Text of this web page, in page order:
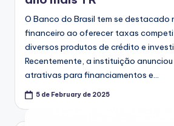
O Banco do Brasil tem se destacado
financeiro ao oferecer taxas
diversos produtos de crédito e
Recentemente, a instituição
atrativas para financiamentos e…
5 de February de 2025